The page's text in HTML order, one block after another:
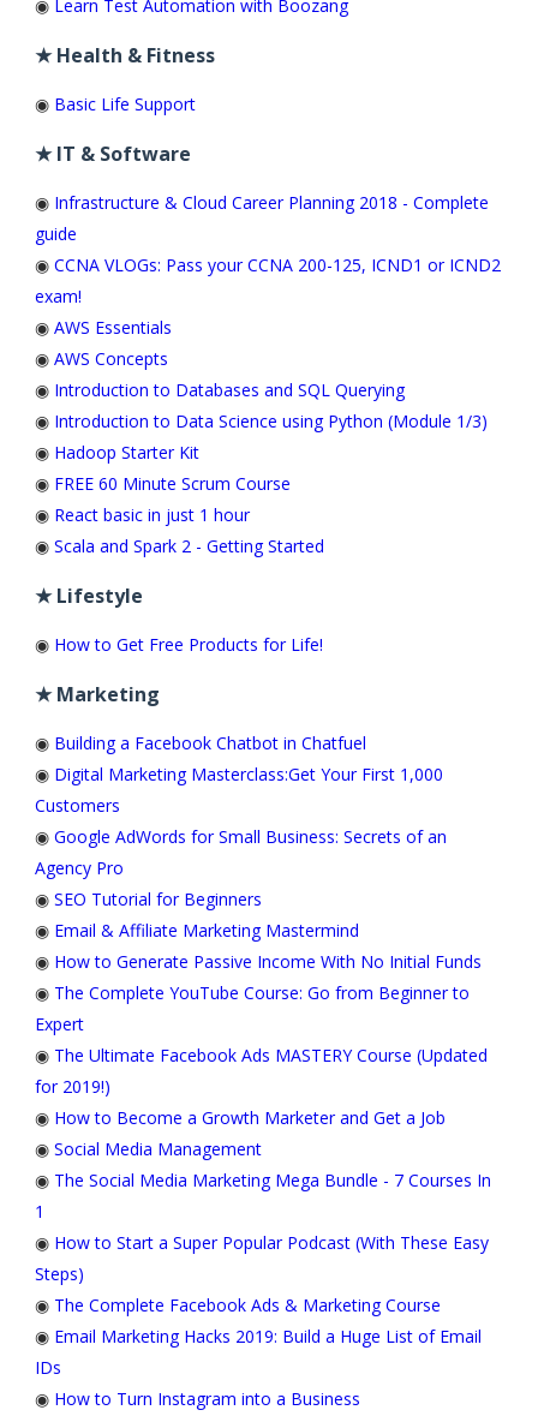
◉ Learn Test Automation with Boozang
★ Health & Fitness
◉ Basic Life Support
★ IT & Software
◉ Infrastructure & Cloud Career Planning 2018 - Complete
guide
◉ CCNA VLOGs: Pass your CCNA 200-125, ICND1 or ICND2
exam!
◉ AWS Essentials
◉ AWS Concepts
◉ Introduction to Databases and SQL Querying
◉ Introduction to Data Science using Python (Module 1/3)
◉ Hadoop Starter Kit
◉ FREE 60 Minute Scrum Course
◉ React basic in just 1 hour
◉ Scala and Spark 2 - Getting Started
★ Lifestyle
◉ How to Get Free Products for Life!
★ Marketing
◉ Building a Facebook Chatbot in Chatfuel
◉ Digital Marketing Masterclass:Get Your First 1,000
Customers
◉ Google AdWords for Small Business: Secrets of an
Agency Pro
◉ SEO Tutorial for Beginners
◉ Email & Affiliate Marketing Mastermind
◉ How to Generate Passive Income With No Initial Funds
◉ The Complete YouTube Course: Go from Beginner to
Expert
◉ The Ultimate Facebook Ads MASTERY Course (Updated
for 2019!)
◉ How to Become a Growth Marketer and Get a Job
◉ Social Media Management
◉ The Social Media Marketing Mega Bundle - 7 Courses In
1
◉ How to Start a Super Popular Podcast (With These Easy
Steps)
◉ The Complete Facebook Ads & Marketing Course
◉ Email Marketing Hacks 2019: Build a Huge List of Email
IDs
◉ How to Turn Instagram into a Business